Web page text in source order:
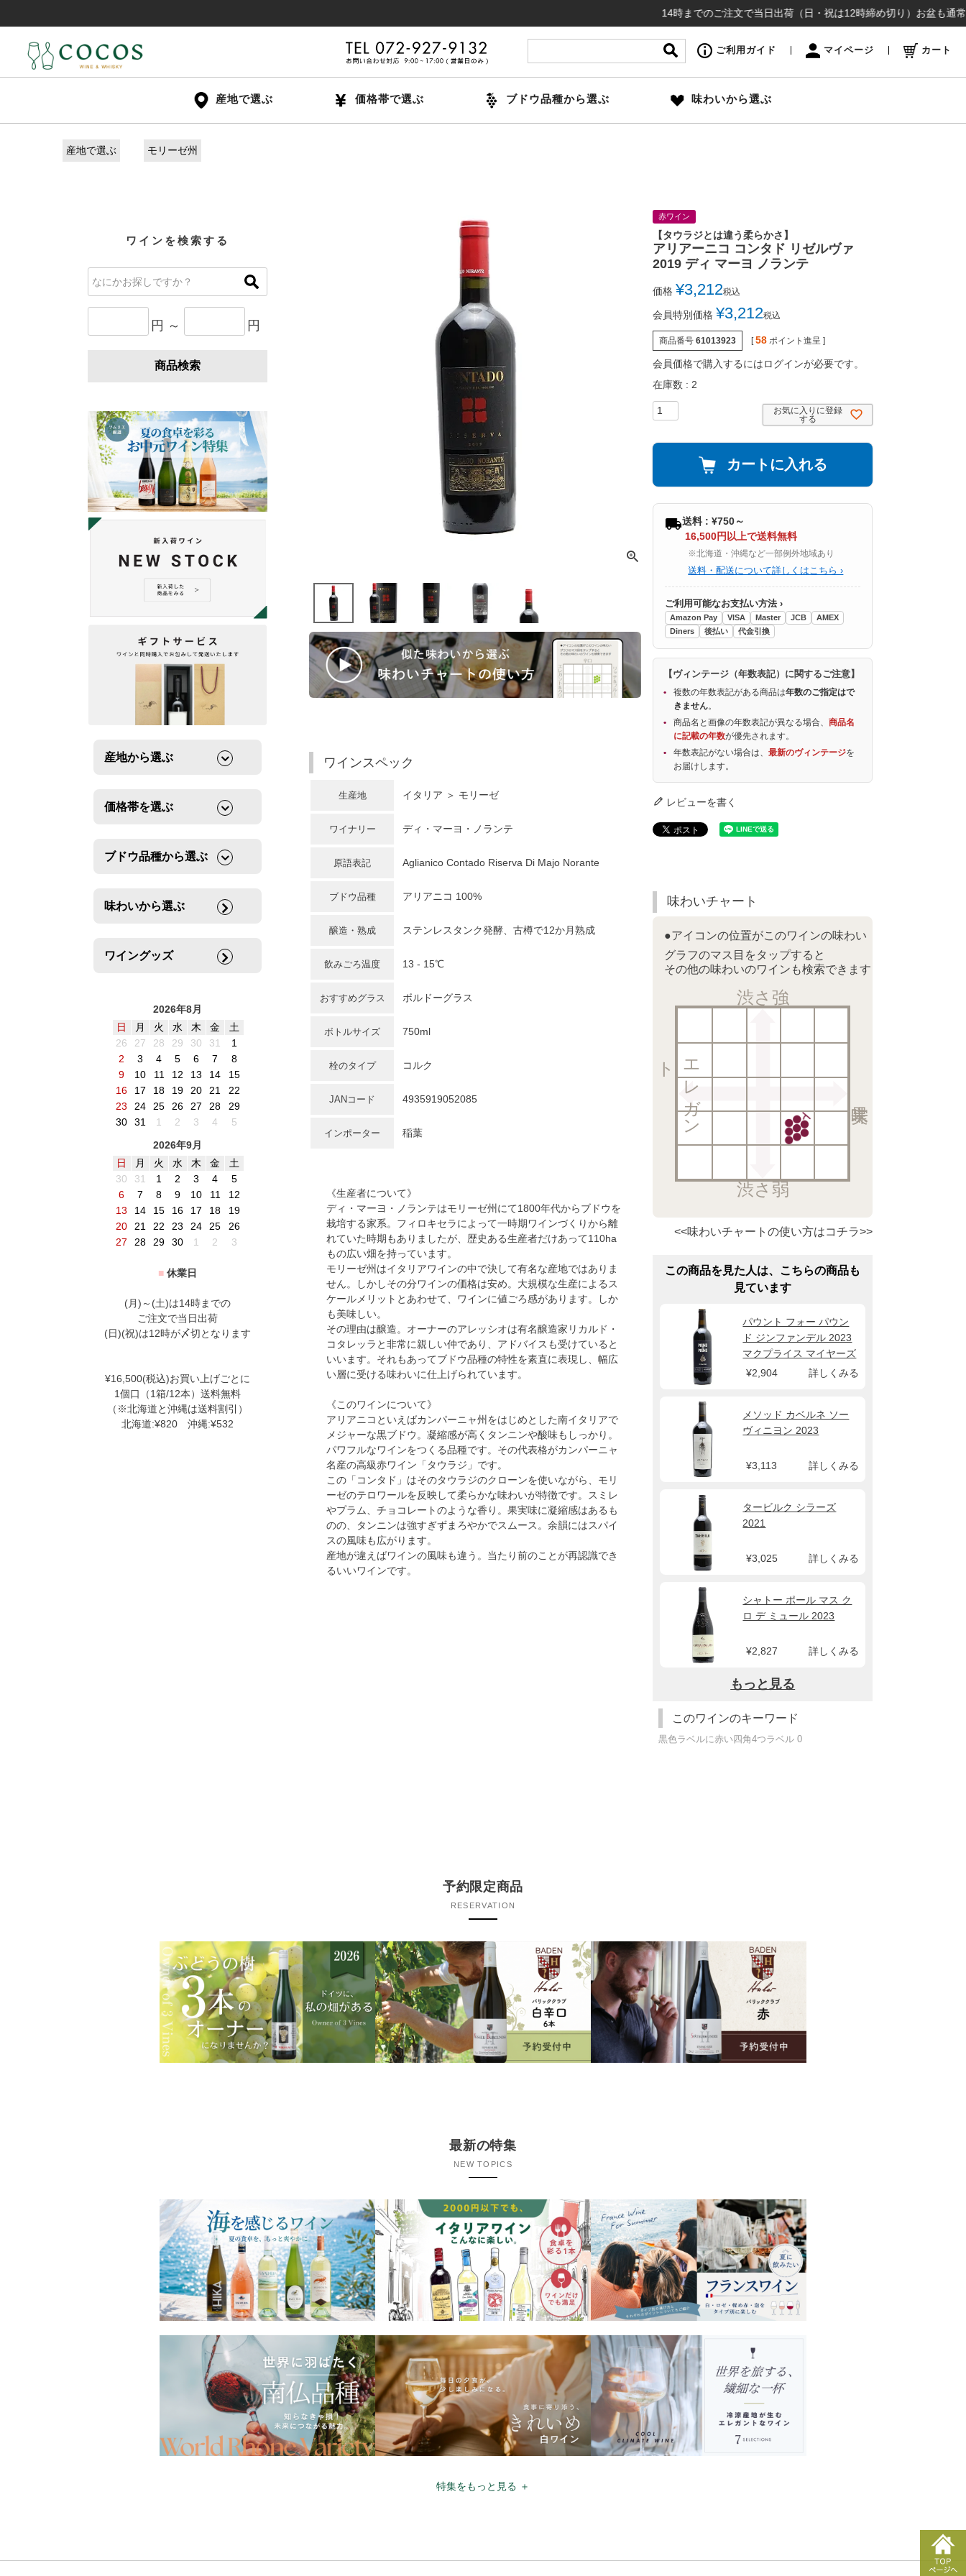
14時までのご注文で当日出荷（日・祝は12時締め切り）お盆も通常通り
ご利用ガイド マイページ カート
産地で選ぶ 価格帯で選ぶ ブドウ品種から選ぶ 味わいから選ぶ
産地で選ぶ モリーゼ州
ワインを検索する
円 ～ 円
商品検索
産地から選ぶ
価格帯を選ぶ
ブドウ品種から選ぶ
味わいから選ぶ
ワイングッズ
2026年8月
日
月 火 水 木 金
土
26
27 28 29 30 31
1
2
3 4 5 6 7
8
9
10 11 12 13 14
15
16
17 18 19 20 21
22
23
24 25 26 27 28
29
30
31 1 2 3 4
5
2026年9月
日
月 火 水 木 金
土
30
31 1 2 3 4
5
6
7 8 9 10 11
12
13
14 15 16 17 18
19
20
21 22 23 24 25
26
27
28 29 30 1 2 3
■ 休業日
(月)～(土)は14時までの
ご注文で当日出荷
(日)(祝)は12時が〆切となります
¥16,500(税込)お買い上げごとに
1個口（1箱/12本）送料無料
（※北海道と沖縄は送料割引）
北海道:¥820 沖縄:¥532
ワインスペック
生産地 イタリア ＞ モリーゼ
ワイナリー ディ・マーヨ・ノランテ
原語表記 Aglianico Contado Riserva Di Majo Norante
ブドウ品種 アリアニコ 100%
醸造・熟成 ステンレスタンク発酵、古樽で12か月熟成
飲みごろ温度 13 - 15℃
おすすめグラス ボルドーグラス
ボトルサイズ 750ml
栓のタイプ コルク
JANコード 4935919052085
インポーター 稲葉
《生産者について》
ディ・マーヨ・ノランテはモリーゼ州にて1800年代からブドウを
栽培する家系。フィロキセラによって一時期ワインづくりから離
れていた時期もありましたが、歴史ある生産者だけあって110ha
もの広い畑を持っています。
モリーゼ州はイタリアワインの中で決して有名な産地ではありま
せん。しかしその分ワインの価格は安め。大規模な生産によるス
ケールメリットとあわせて、ワインに値ごろ感があります。しか
も美味しい。
その理由は醸造。オーナーのアレッシオは有名醸造家リカルド・
コタレッラと非常に親しい仲であり、アドバイスも受けていると
いいます。それもあってブドウ品種の特性を素直に表現し、幅広
い層に受ける味わいに仕上げられています。
《このワインについて》
アリアニコといえばカンパーニャ州をはじめとした南イタリアで
メジャーな黒ブドウ。凝縮感が高くタンニンや酸味もしっかり。
パワフルなワインをつくる品種です。その代表格がカンパーニャ
名産の高級赤ワイン「タウラジ」です。
この「コンタド」はそのタウラジのクローンを使いながら、モリ
ーゼのテロワールを反映して柔らかな味わいが特徴です。スミレ
やプラム、チョコレートのような香り。果実味に凝縮感はあるも
のの、タンニンは強すぎずまろやかでスムース。余韻にはスパイ
スの風味も広がります。
産地が違えばワインの風味も違う。当たり前のことが再認識でき
るいいワインです。
赤ワイン
【タウラジとは違う柔らかさ】
アリアーニコ コンタド リゼルヴァ
2019 ディ マーヨ ノランテ
価格 ¥3,212税込
会員特別価格 ¥3,212税込
商品番号 61013923 [ 58 ポイント進呈 ]
会員価格で購入するにはログインが必要です。
在庫数
2
お気に入りに登録
する
カートに入れる
送料 : ¥750～
16,500円以上で送料無料
※北海道・沖縄など一部例外地域あり
送料・配送について詳しくはこちら ›
ご利用可能なお支払い方法 ›
Amazon Pay VISA Master JCB
AMEX
Diners
後払い 代金引換
【ヴィンテージ（年数表記）に関するご注意】
複数の年数表記がある商品は年数のご指定はで
きません。
商品名と画像の年数表記が異なる場合、商品名
に記載の年数が優先されます。
年数表記がない場合は、最新のヴィンテージを
お届けします。
レビューを書く
味わいチャート
●アイコンの位置がこのワインの味わい
グラフのマス目をタップすると
その他の味わいのワインも検索できます
渋さ強
渋さ弱
エ
レ
ガ
ン
ト
<<味わいチャートの使い方はコチラ>>
この商品を見た人は、こちらの商品も
見ています
パウント フォー パウン
ド ジンファンデル 2023
マクプライス マイヤーズ
¥2,904
詳しくみる
メソッド カベルネ ソー
ヴィニヨン 2023
¥3,113 詳しくみる
タービルク シラーズ
2021
¥3,025 詳しくみる
シャトー ポール マス ク
ロ デ ミュール 2023
¥2,827 詳しくみる
もっと見る
このワインのキーワード
黒色ラベルに赤い四角4つラベル 0
予約限定商品
RESERVATION
最新の特集
NEW TOPICS
特集をもっと見る ＋